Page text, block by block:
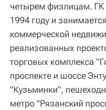
четырем физлицам.
1994 году и
коммерческой
реализованных
торговых комплекса
проспекте и шоссе
"Кузьминки",
метро "Рязанский